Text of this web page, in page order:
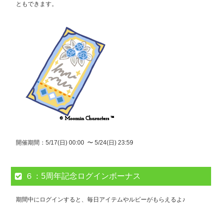
ともできます。
開催期間：5/17(日) 00:00 〜 5/24(日) 23:59
６：5周年記念ログインボーナス
期間中にログインすると、毎日アイテムやルビーがもらえるよ♪